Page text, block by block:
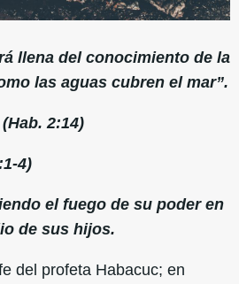
llena del conocimiento de la
las aguas cubren el mar”.
(Hab. 2:14)
4)
el fuego de su poder en
de sus hijos.
del profeta Habacuc; en